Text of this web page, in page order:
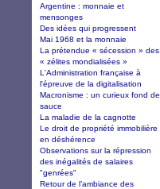
Argentine : monnaie et
mensonges
Des idées qui progressent
Mai 1968 et la monnaie
La prétendue « sécession » des
« zélites mondialisées »
L'Administration française à
l'épreuve de la digitalisation
Macronisme : un curieux fond de
sauce
La maladie de la cagnotte
Le droit de propriété immobilière
en déshérence
Observations sur la répression
des inégalités de salaires
"genrées"
Retour de l’ambiance des